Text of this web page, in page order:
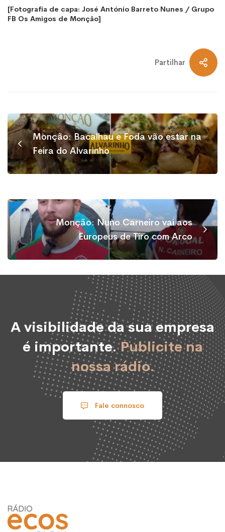
[Fotografia de capa: José António Barreto Nunes / Grupo
FB Os Amigos de Monção]
Partilhar
Monção: Bacalhau e Foda vão estar na
Feira do Alvarinho
Monção: Nuno Carneiro vai aos
Europeus de Tiro com Arco
A visibilidade da sua empresa
é importante.Publicite na
nossa rádio.
Fale connosco